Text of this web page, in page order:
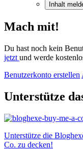
Inhalt
Mach mit!
Du hast noch kein
jetzt und werde
Benutzerkonto erstellen
Unterstütze
Unterstütze die
Co. zu decken!